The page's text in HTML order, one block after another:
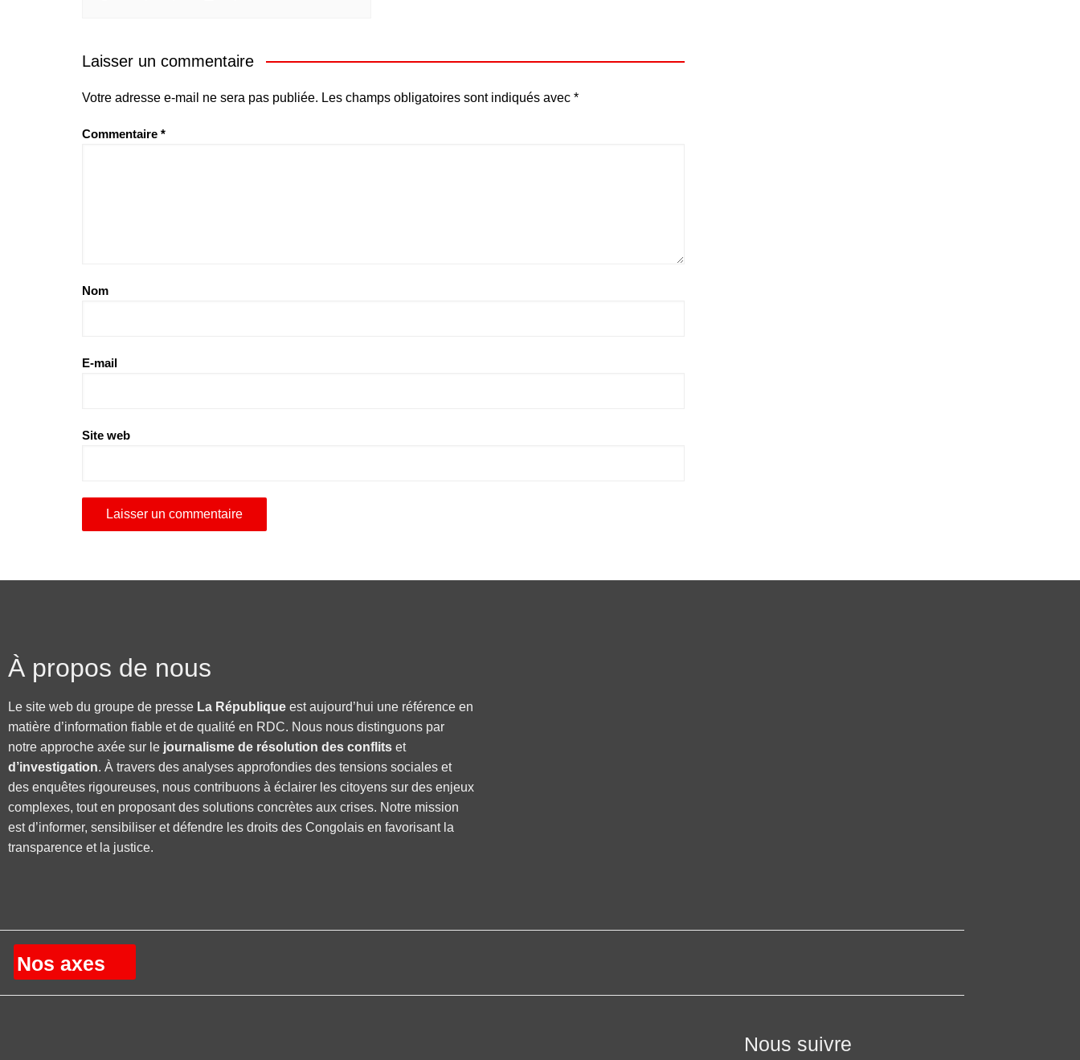
Laisser un commentaire
Votre adresse e-mail ne sera pas publiée. Les champs obligatoires sont indiqués avec *
Commentaire *
Nom
E-mail
Site web
À propos de nous
Le site web du groupe de presse La République est aujourd’hui une référence en
matière d’information fiable et de qualité en RDC. Nous nous distinguons par
notre approche axée sur le journalisme de résolution des conflits et
d’investigation. À travers des analyses approfondies des tensions sociales et
des enquêtes rigoureuses, nous contribuons à éclairer les citoyens sur des enjeux
complexes, tout en proposant des solutions concrètes aux crises. Notre mission
est d’informer, sensibiliser et défendre les droits des Congolais en favorisant la
transparence et la justice.
Nos axes
Nous suivre